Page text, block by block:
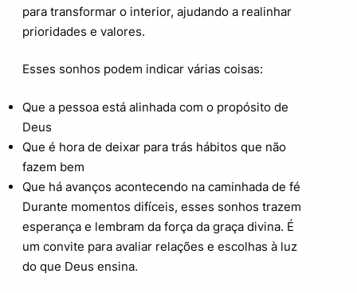
para transformar o interior, ajudando a realinhar
prioridades e valores.
Esses sonhos podem indicar várias coisas:
Que a pessoa está alinhada com o propósito de
Deus
Que é hora de deixar para trás hábitos que não
fazem bem
Que há avanços acontecendo na caminhada de fé
Durante momentos difíceis, esses sonhos trazem
esperança e lembram da força da graça divina. É
um convite para avaliar relações e escolhas à luz
do que Deus ensina.